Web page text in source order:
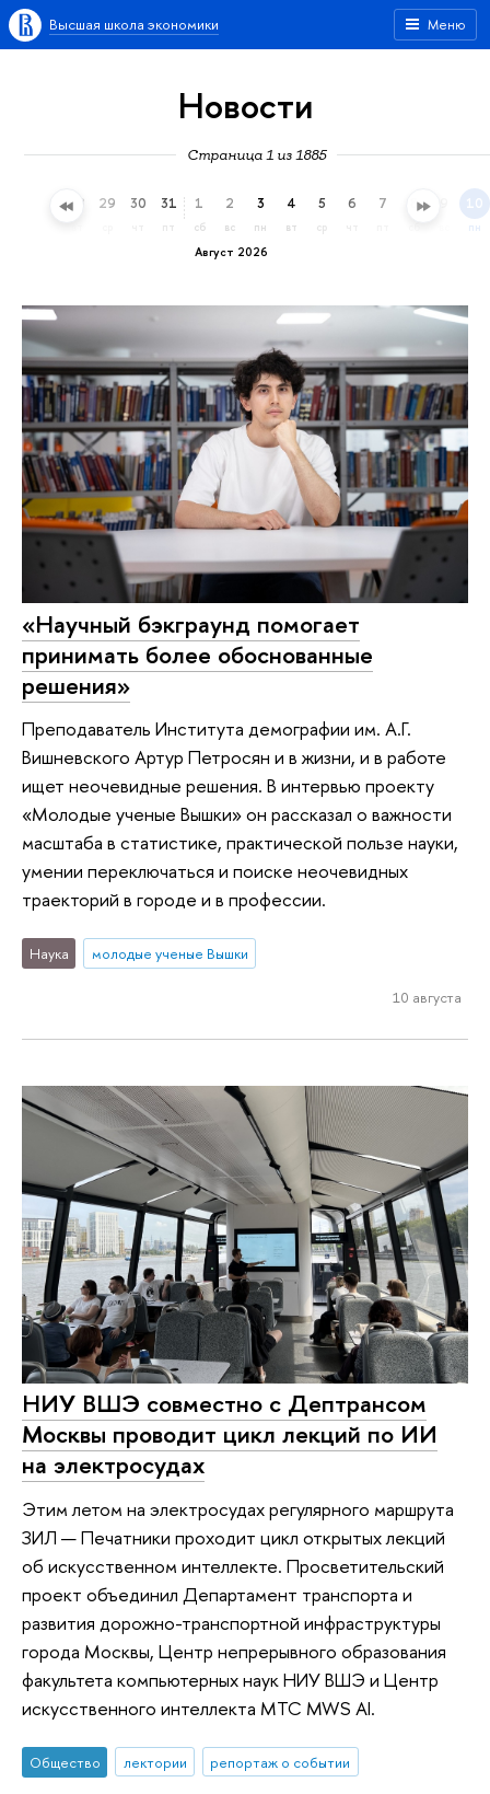
Меню
Высшая школа экономики
Новости
Страница 1 из 1885
28 29 30 31
пт
Август 2026
1
сб
2
вс
3
пн
4
вт
5
ср
6 7 8 10
пн
«Научный бэкграунд помогает
принимать более обоснованные
решения»
Преподаватель Института демографии им. А.Г.
Вишневского Артур Петросян и в жизни, и в работе
ищет неочевидные решения. В интервью проекту
«Молодые ученые Вышки» он рассказал о важности
масштаба в статистике, практической пользе науки,
умении переключаться и поиске неочевидных
траекторий в городе и в профессии.
Наука молодые ученые Вышки
10 августа
НИУ ВШЭ совместно с Дептрансом
Москвы проводит цикл лекций по ИИ
на электросудах
Этим летом на электросудах регулярного маршрута
ЗИЛ — Печатники проходит цикл открытых лекций
об искусственном интеллекте. Просветительский
проект объединил Департамент транспорта и
развития дорожно-транспортной инфраструктуры
города Москвы, Центр непрерывного образования
факультета компьютерных наук НИУ ВШЭ и Центр
искусственного интеллекта МТС MWS AI.
Общество лектории репортаж о событии